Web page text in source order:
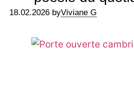
18.02.2026 byViviane G